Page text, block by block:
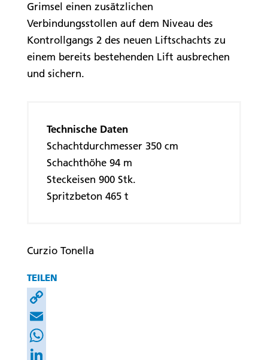
Grimsel einen zusätzlichen
Verbindungsstollen auf dem Niveau des
Kontrollgangs 2 des neuen Liftschachts zu
einem bereits bestehenden Lift ausbrechen
und sichern.
Technische Daten
Schachtdurchmesser 350 cm
Schachthöhe 94 m
Steckeisen 900 Stk.
Spritzbeton 465 t
Curzio Tonella
TEILEN
Copy
Link
Email
WhatsApp